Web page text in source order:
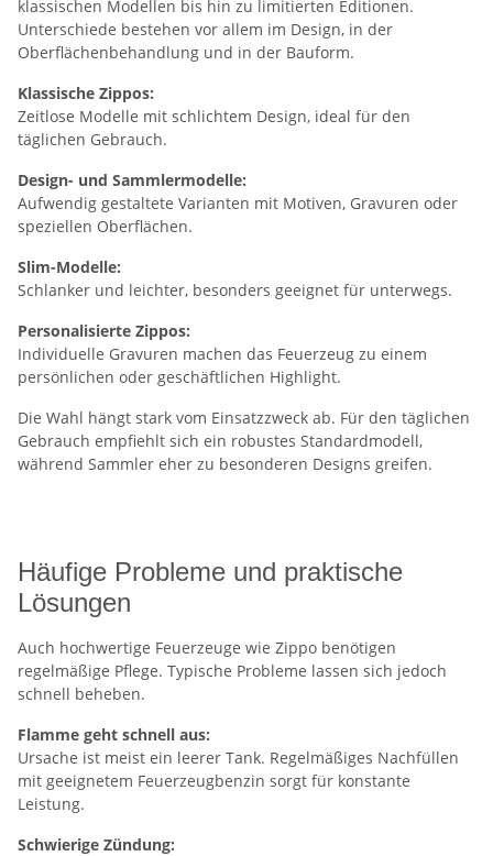
klassischen Modellen bis hin zu limitierten Editionen.
Unterschiede bestehen vor allem im Design, in der
Oberflächenbehandlung und in der Bauform.
Klassische Zippos:
Zeitlose Modelle mit schlichtem Design, ideal für den
täglichen Gebrauch.
Design- und Sammlermodelle:
Aufwendig gestaltete Varianten mit Motiven, Gravuren oder
speziellen Oberflächen.
Slim-Modelle:
Schlanker und leichter, besonders geeignet für unterwegs.
Personalisierte Zippos:
Individuelle Gravuren machen das Feuerzeug zu einem
persönlichen oder geschäftlichen Highlight.
Die Wahl hängt stark vom Einsatzzweck ab. Für den täglichen
Gebrauch empfiehlt sich ein robustes Standardmodell,
während Sammler eher zu besonderen Designs greifen.
Häufige Probleme und praktische
Lösungen
Auch hochwertige Feuerzeuge wie Zippo benötigen
regelmäßige Pflege. Typische Probleme lassen sich jedoch
schnell beheben.
Flamme geht schnell aus:
Ursache ist meist ein leerer Tank. Regelmäßiges Nachfüllen
mit geeignetem Feuerzeugbenzin sorgt für konstante
Leistung.
Schwierige Zündung: